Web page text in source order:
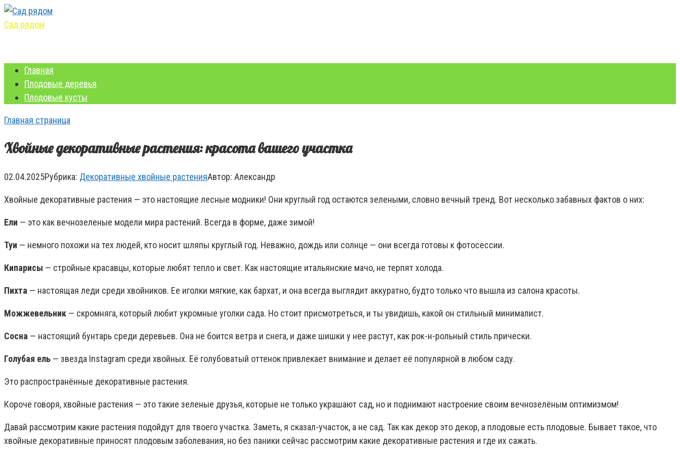
Перейти
к
Сад рядом
Главная
Плодовые деревья
Плодовые кусты
Главная страница
Хвойные декоративные растения: красота вашего участка
02.04.2025Рубрика: Декоративные хвойные растенияАвтор: Александр
Хвойные декоративные растения — это настоящие лесные модники! Они круглый год остаются зелеными, словно вечный тренд. Вот несколько забавных фактов о них:
Ели — это как вечнозеленые модели мира растений. Всегда в форме, даже зимой!
Туи — немного похожи на тех людей, кто носит шляпы круглый год. Неважно, дождь или солнце — они всегда готовы к фотосессии.
Кипарисы — стройные красавцы, которые любят тепло и свет. Как настоящие итальянские мачо, не терпят холода.
Пихта — настоящая леди среди хвойников. Ее иголки мягкие, как бархат, и она всегда выглядит аккуратно, будто только что вышла из салона красоты.
Можжевельник — скромняга, который любит укромные уголки сада. Но стоит присмотреться, и ты увидишь, какой он стильный минималист.
Сосна — настоящий бунтарь среди деревьев. Она не боится ветра и снега, и даже шишки у нее растут, как рок-н-рольный стиль прически.
Голубая ель — звезда Instagram среди хвойных. Её голубоватый оттенок привлекает внимание и делает её популярной в любом саду.
Это распространённые декоративные растения.
Короче говоря, хвойные растения — это такие зеленые друзья, которые не только украшают сад, но и поднимают настроение своим вечнозелёным оптимизмом!
Давай рассмотрим какие растения подойдут для твоего участка. Заметь, я сказал-участок, а не сад. Так как декор это декор, а плодовые есть плодовые. Бывает такое, что
хвойные декоративные приносят плодовым заболевания, но без паники сейчас рассмотрим какие декоративные растения и где их сажать.